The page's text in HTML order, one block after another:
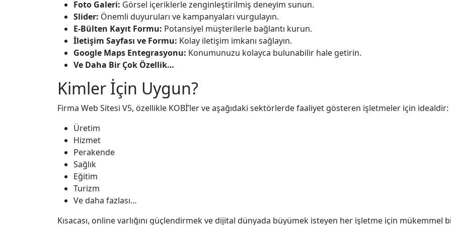
Foto Galeri: Görsel içeriklerle zenginleştirilmiş deneyim sunun.
Slider: Önemli duyuruları ve kampanyaları vurgulayın.
E-Bülten Kayıt Formu: Potansiyel müşterilerle bağlantı kurun.
İletişim Sayfası ve Formu: Kolay iletişim imkanı sağlayın.
Google Maps Entegrasyonu: Konumunuzu kolayca bulunabilir hale getirin.
Ve Daha Bir Çok Özellik…
Kimler İçin Uygun?
Firma Web Sitesi V5, özellikle KOBİ’ler ve aşağıdaki sektörlerde faaliyet gösteren işletmeler için idealdir:
Üretim
Hizmet
Perakende
Sağlık
Eğitim
Turizm
Ve daha fazlası…
Kısacası, online varlığını güçlendirmek ve dijital dünyada büyümek isteyen her işletme için mükemmel